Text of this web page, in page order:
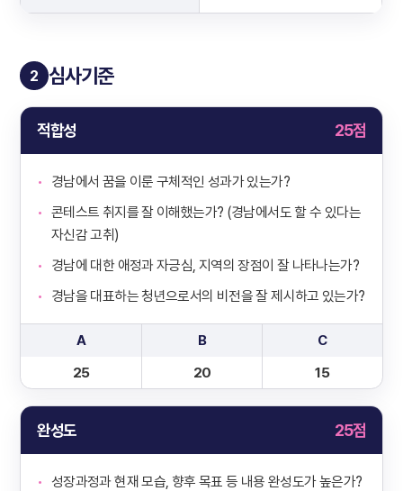
2 심사기준
적합성 25점
경남에서 꿈을 이룬 구체적인 성과가 있는가?
콘테스트 취지를 잘 이해했는가? (경남에서도 할 수 있다는
자신감 고취)
경남에 대한 애정과 자긍심, 지역의 장점이 잘 나타나는가?
경남을 대표하는 청년으로서의 비전을 잘 제시하고 있는가?
A
25
B
20
C
15
완성도 25점
성장과정과 현재 모습, 향후 목표 등 내용 완성도가 높은가?